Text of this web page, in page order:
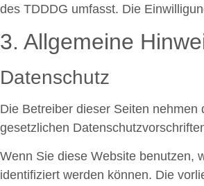
des TDDDG umfasst. Die
3. Allgemeine
Datenschutz
Die Betreiber dieser Seiten
gesetzlichen
Wenn Sie diese Website benutzen,
identifiziert werden können. Die